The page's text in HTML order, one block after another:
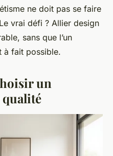
ne doit pas se faire
vrai défi ? Allier design
sans que l’un
à fait possible.
un